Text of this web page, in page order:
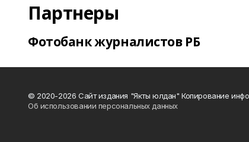
Партнеры
Фотобанк журналистов РБ
© 2020-2026 Сайт издания "Якты юлдан" Копирование
Об использовании персональных данных